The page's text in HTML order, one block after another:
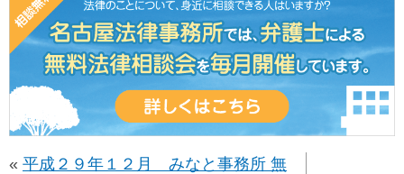
« 平成２９年１２月 みなと事務所 無